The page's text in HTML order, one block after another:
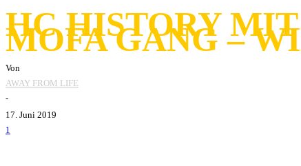
HC HISTORY
MOFA GANG –
Von
AWAY FROM LIFE
-
17. Juni 2019
1